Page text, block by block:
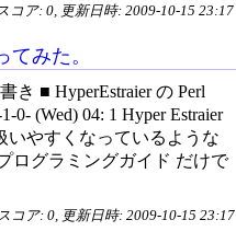
コア: 0, 更新日時: 2009-10-15 23:17
てみた。
き ■ HyperEstraier の Perl
0- (Wed) 04: 1 Hyper Estraier
いやすくなっているような
ログラミングガイド だけで
コア: 0, 更新日時: 2009-10-15 23:17